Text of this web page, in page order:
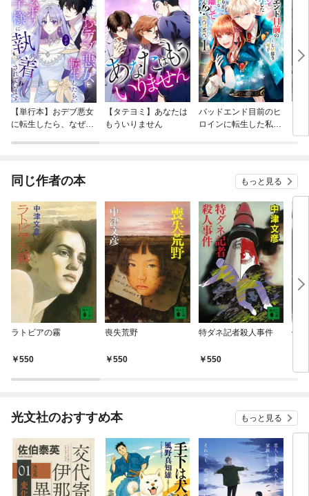
【単行本】おデブ悪女
に転生したら、なぜか
【タテヨミ】あなたは
もういりません
バッドエンド目前のヒ
ロインに転生した私、
同じ作者の本 もっと見る
ラトビアの霧
550
喪失荒野
550
特ダネ記者殺人事件
550
伊
光文社のおすすめ本 もっと見る